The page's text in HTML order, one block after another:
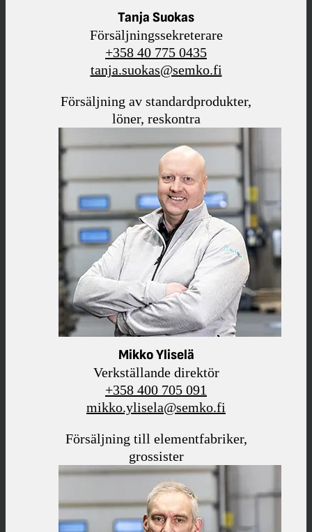
Tanja Suokas
Försäljningssekreterare
+358 40 775 0435
tanja.suokas@semko.fi
Försäljning av standardprodukter,
löner, reskontra
Mikko Yliselä
Verkställande direktör
+358 400 705 091
mikko.ylisela@semko.fi
Försäljning till elementfabriker,
grossister